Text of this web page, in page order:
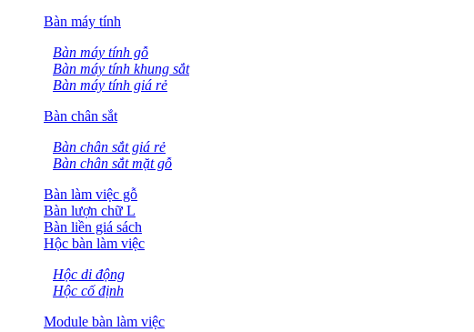
Bàn máy tính
Bàn máy tính gỗ
Bàn máy tính khung sắt
Bàn máy tính giá rẻ
Bàn chân sắt
Bàn chân sắt giá rẻ
Bàn chân sắt mặt gỗ
Bàn làm việc gỗ
Bàn lượn chữ L
Bàn liền giá sách
Hộc bàn làm việc
Hộc di động
Hộc cố định
Module bàn làm việc